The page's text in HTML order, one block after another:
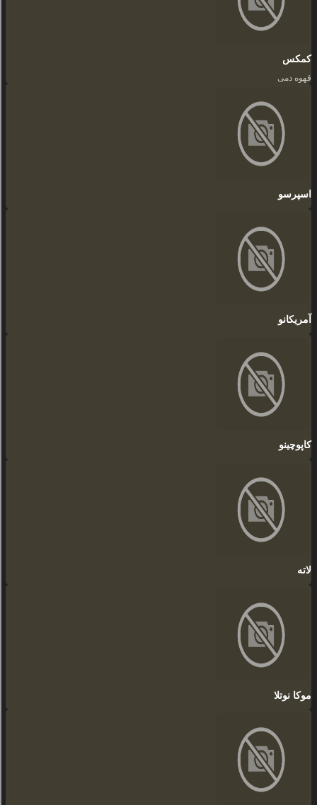
کمکس
قهوه دمی
اسپرسو
آمریکانو
کاپوچینو
لاته
موکا نوتلا